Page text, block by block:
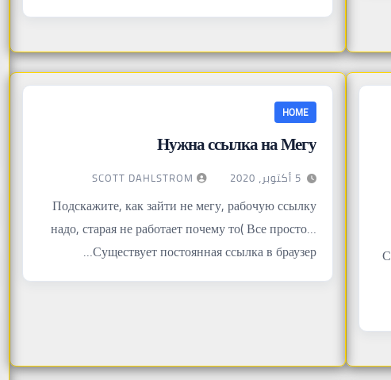
HOME
Нужна ссылка на Мегу
5 أكتوبر، 2020 SCOTT DAHLSTROM
Подскажите, как зайти не мегу, рабочую ссылку
надо, старая не работает почему то( Все просто…
Существует постоянная ссылка в браузер…